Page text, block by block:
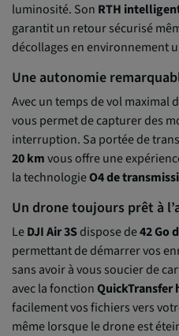
luminosité. Son RTH
garantit un retour sécurisé
décollages en environnement
Une autonomie
Avec un temps de vol maximal
vous permet de capturer des
interruption. Sa portée de
20 kmvous offre une
la technologieO4 de
Un drone toujours prêt à
LeDJI Air 3Sdispose de42 Go
permettant de démarrer vos
sans avoir à vous soucier de
avec la fonctionQuickTransfer
facilement vos fichiers vers
même lorsque le drone est